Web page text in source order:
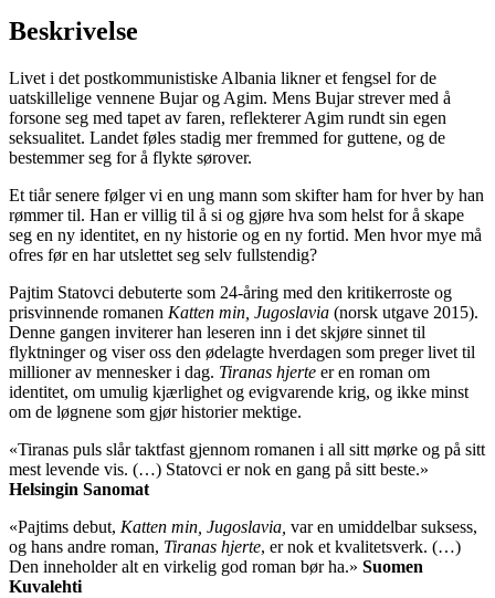
Beskrivelse
Livet i det postkommunistiske Albania likner et fengsel for de
uatskillelige vennene Bujar og Agim. Mens Bujar strever med å
forsone seg med tapet av faren, reflekterer Agim rundt sin egen
seksualitet. Landet føles stadig mer fremmed for guttene, og de
bestemmer seg for å flykte sørover.
Et tiår senere følger vi en ung mann som skifter ham for hver by han
rømmer til. Han er villig til å si og gjøre hva som helst for å skape
seg en ny identitet, en ny historie og en ny fortid. Men hvor mye må
ofres før en har utslettet seg selv fullstendig?
Pajtim Statovci debuterte som 24-åring med den kritikerroste og
prisvinnende romanen Katten min, Jugoslavia (norsk utgave 2015).
Denne gangen inviterer han leseren inn i det skjøre sinnet til
flyktninger og viser oss den ødelagte hverdagen som preger livet til
millioner av mennesker i dag. Tiranas hjerte er en roman om
identitet, om umulig kjærlighet og evigvarende krig, og ikke minst
om de løgnene som gjør historier mektige.
«Tiranas puls slår taktfast gjennom romanen i all sitt mørke og på sitt
mest levende vis. (…) Statovci er nok en gang på sitt beste.»
Helsingin Sanomat
«Pajtims debut, Katten min, Jugoslavia, var en umiddelbar suksess,
og hans andre roman, Tiranas hjerte, er nok et kvalitetsverk. (…)
Den inneholder alt en virkelig god roman bør ha.» Suomen
Kuvalehti